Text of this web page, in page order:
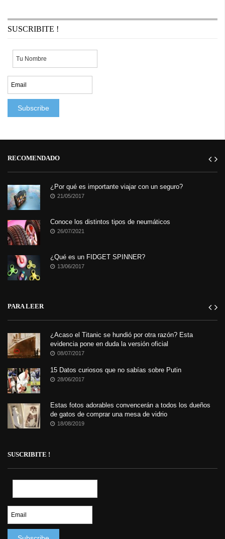
SUSCRIBITE !
RECOMENDADO
¿Por qué es importante viajar con un seguro?
21/05/2017
Conoce los distintos tipos de neumáticos
26/07/2021
¿Qué es un FIDGET SPINNER?
13/06/2017
PARA LEER
¿Acaso el Titanic se hundió por otra razón? Esta
evidencia pone en duda la versión oficial
08/07/2017
15 Datos curiosos que no sabías sobre Putin
28/06/2017
Estas fotos adorables convencerán a todos los dueños
de gatos de comprar una mesa de vidrio
18/08/2019
SUSCRIBITE !